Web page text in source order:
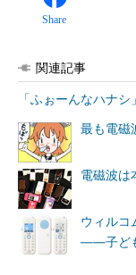
Share
関連記事
「ふぉーんなハナ
最も電磁
電磁波は
ウィルコ
――子ど